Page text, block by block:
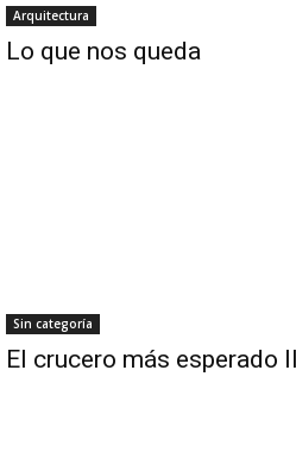
Arquitectura
Lo que nos queda
Sin categoría
El crucero más esperado